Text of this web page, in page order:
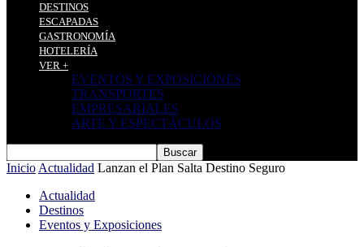
DESTINOS
ESCAPADAS
GASTRONOMÍA
HOTELERÍA
VER +
EVENTOS Y EXPOSICIONES
TRANSPORTES
EMPRESARIALES
ARTE Y ESPECTÁCULOS
Inicio Actualidad Lanzan el Plan Salta Destino Seguro
Actualidad
Destinos
Eventos y Exposiciones